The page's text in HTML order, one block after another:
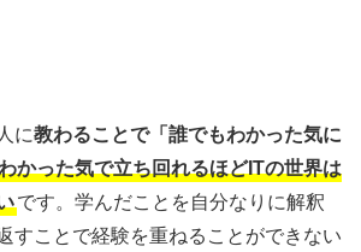
に教わることで「誰でもわかった気に
かった気で立ち回れるほどITの世界は
です。学んだことを自分なりに解釈
すことで経験を重ねることができない